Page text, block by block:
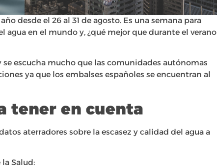
desde el 26 al 31 de agosto. Es una semana para
en el mundo y, ¿qué mejor que durante el verano
escucha mucho que las comunidades autónomas
ya que los embalses españoles se encuentran al
tener en cuenta
aterradores sobre la escasez y calidad del agua a
Salud: